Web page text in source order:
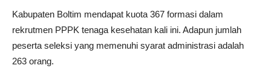
Kabupaten Boltim mendapat kuota 367 formasi dalam
rekrutmen PPPK tenaga kesehatan kali ini. Adapun jumlah
peserta seleksi yang memenuhi syarat administrasi adalah
263 orang.